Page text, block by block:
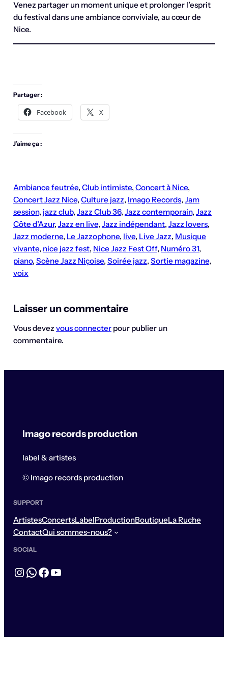
Venez partager un moment unique et prolonger l’esprit
du festival dans une ambiance conviviale, au cœur de
Nice.
Partager :
Facebook X
J’aime ça :
Ambiance feutrée, Club intimiste, Concert à Nice
Concert Jazz Nice, Culture jazz, Imago Records, Jam
session, jazz club, Jazz Club 36, Jazz contemporain, Jazz
Côte d’Azur, Jazz en live, Jazz indépendant, Jazz lovers
Jazz moderne, Le Jazzophone, live, Live Jazz, Musique
vivante, nice jazz fest, Nice Jazz Fest Off, Numéro 31
piano, Scène Jazz Niçoise, Soirée jazz, Sortie magazine
voix
Laisser un commentaire
Vous devez vous connecterpour publier un
commentaire.
Imago records production
label & artistes
© Imago records production
SUPPORT
ArtistesConcertsLabelProductionBoutiqueLa Ruche
ContactQui sommes-nous?
SOCIAL
Instagram
WhatsApp
Facebook
YouTube